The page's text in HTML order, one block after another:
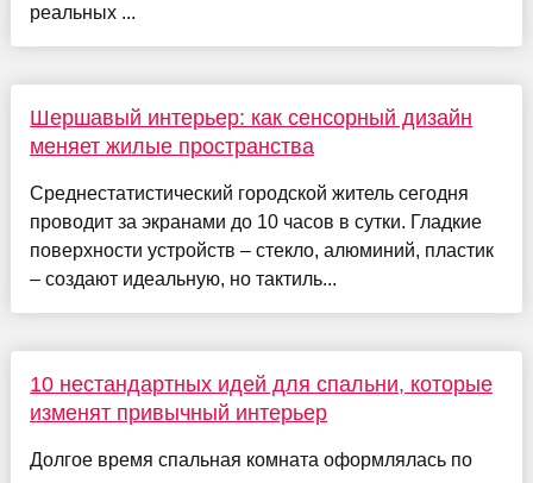
реальных ...
Шершавый интерьер: как сенсорный дизайн
меняет жилые пространства
Среднестатистический городской житель сегодня
проводит за экранами до 10 часов в сутки. Гладкие
поверхности устройств – стекло, алюминий, пластик
– создают идеальную, но тактиль...
10 нестандартных идей для спальни, которые
изменят привычный интерьер
Долгое время спальная комната оформлялась по